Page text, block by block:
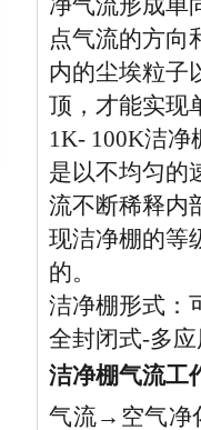
净气流形成单
点气流的方向
内的尘埃粒子
顶，才能实现
1K- 100K洁净
是以不均匀的
流不断稀释内
现洁净棚的等
的。
洁净棚形式：
全封闭式-多
洁净棚气流工
气流→空气净